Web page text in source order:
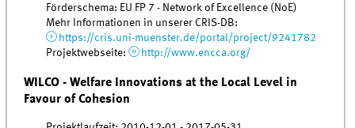
Förderschema: EU FP 7 - Network of Excellence (NoE)
Mehr Informationen in unserer CRIS-DB:
https://cris.uni-muenster.de/portal/project/9241782
Projektwebseite:
http://www.encca.org/
WILCO - Welfare Innovations at the Local Level in
Favour of Cohesion